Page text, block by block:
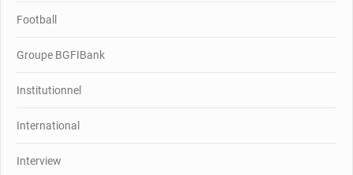
Football
Groupe BGFIBank
Institutionnel
International
Interview